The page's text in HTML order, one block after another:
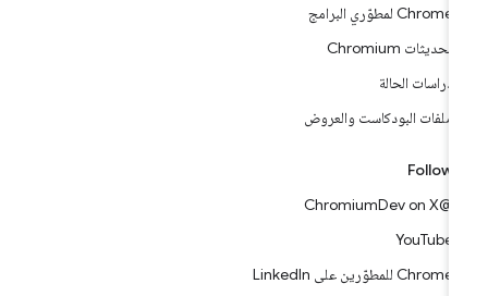
Chrome لمطوّري البرامج
تحديثات Chromium
دراسات الحالة
ملفات البودكاست والعروض
Follow
YouTube
Chrome للمطوّرين على LinkedIn